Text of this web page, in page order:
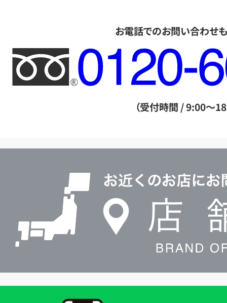
お電話でのお問い合わせ
フ
リ
ー
ル
（受付時間 / 9:00～